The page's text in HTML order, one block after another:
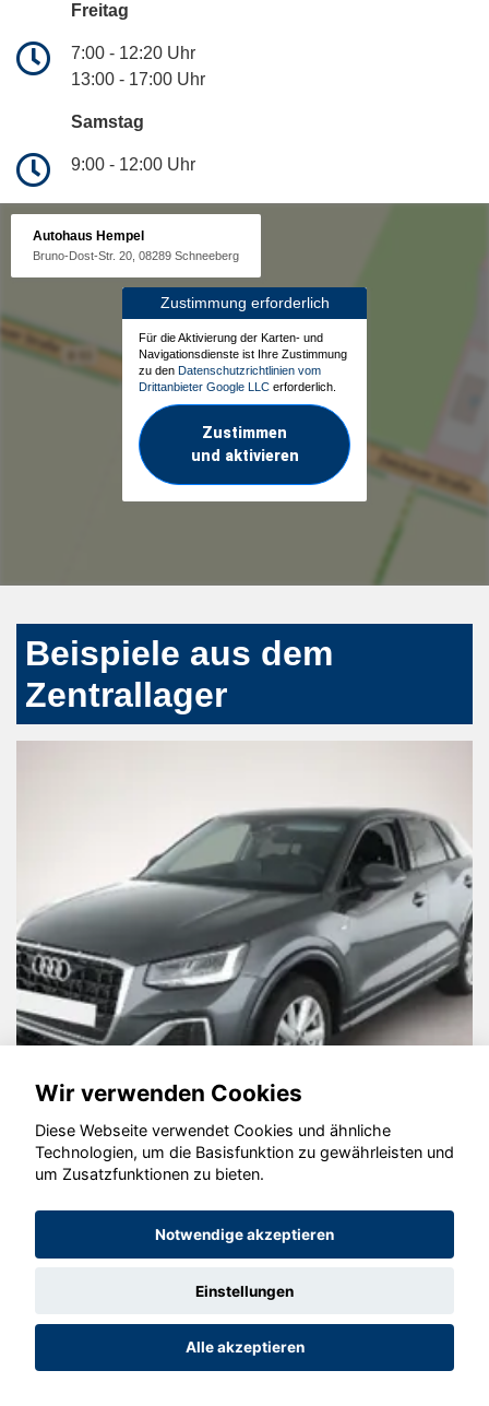
Freitag
7:00 - 12:20 Uhr
13:00 - 17:00 Uhr
Samstag
9:00 - 12:00 Uhr
Autohaus Hempel
Bruno-Dost-Str. 20, 08289 Schneeberg
Zustimmung erforderlich
Für die Aktivierung der Karten- und
Navigationsdienste ist Ihre Zustimmung
zu den Datenschutzrichtlinien vom
Drittanbieter Google LLC erforderlich.
Zustimmen
und aktivieren
Beispiele aus dem
Zentrallager
Audi Q2
© konjunkturmotor.de GmbH 2020 - 2026
Wir verwenden Cookies
Diese Webseite verwendet Cookies und ähnliche
Technologien, um die Basisfunktion zu gewährleisten und
um Zusatzfunktionen zu bieten.
Notwendige akzeptieren
Einstellungen
Alle akzeptieren